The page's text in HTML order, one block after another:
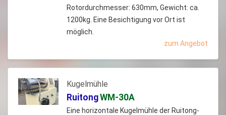
Rotordurchmesser: 630mm, Gewicht: ca.
1200kg. Eine Besichtigung vor Ort ist
möglich.
zum Angebot
Kugelmühle
RuitongWM-30A
Eine horizontale Kugelmühle der Ruitong-